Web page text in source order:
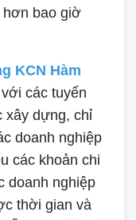
hơn bao giờ
KCN Hàm
các tuyến
xây dựng, chỉ
doanh nghiệp
các khoản chi
doanh nghiệp
thời gian và